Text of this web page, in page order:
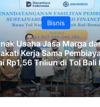
Bisnis
Usaha Jasa Marga
Kerja Sama
Rp1,56 Triliun di Tol Bali